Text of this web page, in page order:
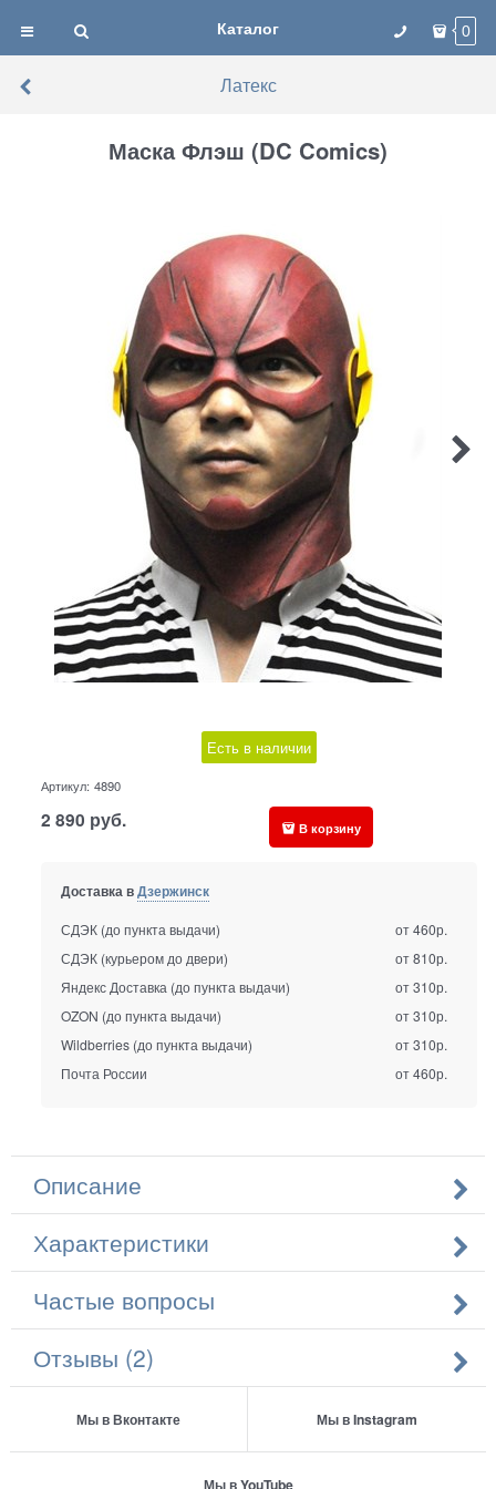
Каталог 0
Латекс
Маска Флэш (DC Comics)
Есть в наличии
Артикул: 4890
2 890 руб. В корзину
Доставка вДзержинск
СДЭК (до пункта выдачи)
от 460р.
СДЭК (курьером до двери)
от 810р.
Яндекс Доставка (до пункта выдачи)
от 310р.
OZON (до пункта выдачи)
от 310р.
Wildberries (до пункта выдачи)
от 310р.
Почта России
от 460р.
Описание
Характеристики
Частые вопросы
Отзывы (2)
Мы в Вконтакте Мы в Instagram
Мы в YouTube